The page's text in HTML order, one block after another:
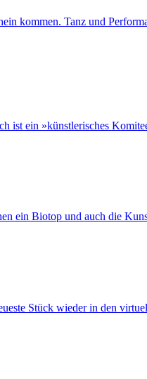
kommen. Tanz und
ist ein »künstlerisches
ein Biotop und auch die
Stück wieder in den